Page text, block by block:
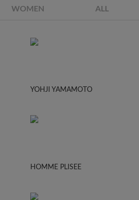
WOMEN ALL
YOHJI YAMAMOTO
HOMME PLISEE